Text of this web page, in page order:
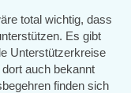
total wichtig, dass
Es gibt
Unterstützerkreise
auch bekannt
finden sich